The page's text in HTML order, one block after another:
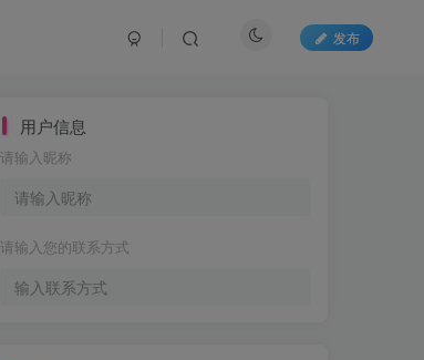
发布
用户信息
请输入昵称
请输入您的联系方式